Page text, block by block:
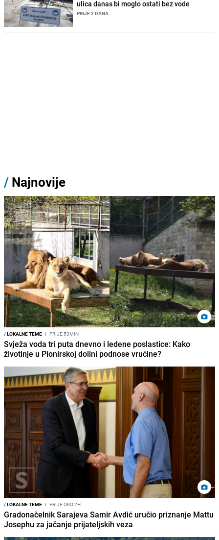
ulica danas bi moglo ostati bez vode
PRIJE 2 DANA
/ Najnovije
/LOKALNE TEME I PRIJE 53MIN
Svježa voda tri puta dnevno i ledene poslastice: Kako
životinje u Pionirskoj dolini podnose vrućine?
/LOKALNE TEME I PRIJE OKO 2H
Gradonačelnik Sarajeva Samir Avdić uručio priznanje Mattu
Josephu za jačanje prijateljskih veza